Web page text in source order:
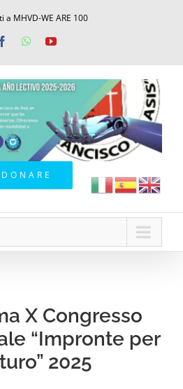
a MHVD-WE ARE 100
FacebookWhatsAppYouTube
DONARE
X Congresso
“Impronte per
2025